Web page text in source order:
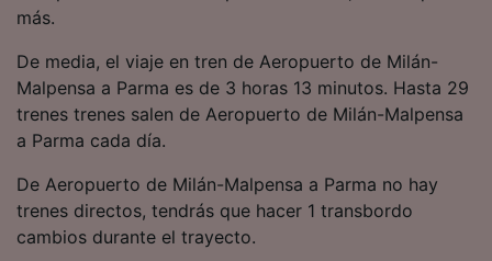
más.
De media, el viaje en tren de Aeropuerto de Milán-
Malpensa a Parma es de 3 horas 13 minutos. Hasta 29
trenes trenes salen de Aeropuerto de Milán-Malpensa
a Parma cada día.
De Aeropuerto de Milán-Malpensa a Parma no hay
trenes directos, tendrás que hacer 1 transbordo
cambios durante el trayecto.
identificación. Almacenar la información en un
dispositivo y/o acceder a ella. Publicidad y
contenido personalizados, medición de
publicidad y contenido, investigación de
audiencia y desarrollo de servicios.
Lista de asociados (proveedores)